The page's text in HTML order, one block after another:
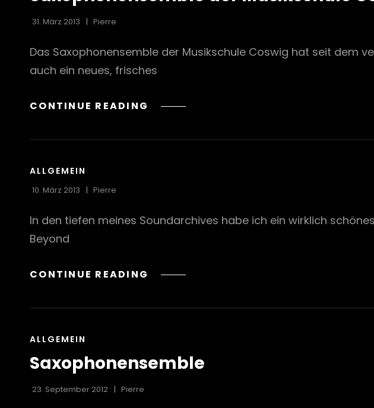
31. März 2013 Pierre
Das Saxophonensemble der Musikschule Coswig hat seit dem
auch ein neues, frisches
CONTINUE READING SAXOPHONENSEMBLE
CAT
ALLGEMEIN
10. März 2013 Pierre
In den tiefen meines Soundarchives habe ich ein wirklich
Beyond
CONTINUE READING
CAT
ALLGEMEIN
Saxophonensemble
23. September 2012 Pierre